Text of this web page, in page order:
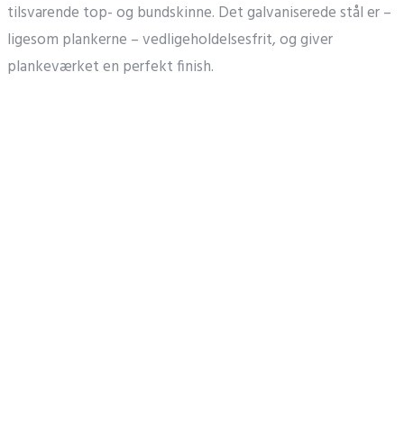
tilsvarende top- og bundskinne. Det galvaniserede stål er –
ligesom plankerne – vedligeholdelsesfrit, og giver
plankeværket en perfekt finish.